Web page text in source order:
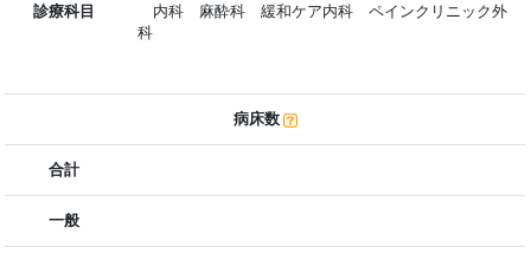
診療科目
内科 麻酔科 緩和ケア内科 ペインクリニック外
科
病床数
合計
一般